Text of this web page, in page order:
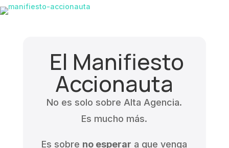
El Manifiesto
Accionauta
No es solo sobre Alta Agencia.
Es mucho más.
Es sobre no esperar a que venga